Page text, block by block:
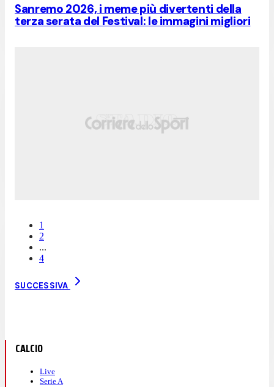
Sanremo 2026, i meme più divertenti della
terza serata del Festival: le immagini migliori
1
2
...
4
SUCCESSIVA
CALCIO
Live
Serie A